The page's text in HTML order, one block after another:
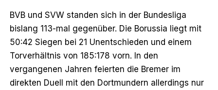
BVB und SVW standen sich in der Bundesliga
bislang 113-mal gegenüber. Die Borussia liegt mit
50:42 Siegen bei 21 Unentschieden und einem
Torverhältnis von 185:178 vorn. In den
vergangenen Jahren feierten die Bremer im
direkten Duell mit den Dortmundern allerdings nur